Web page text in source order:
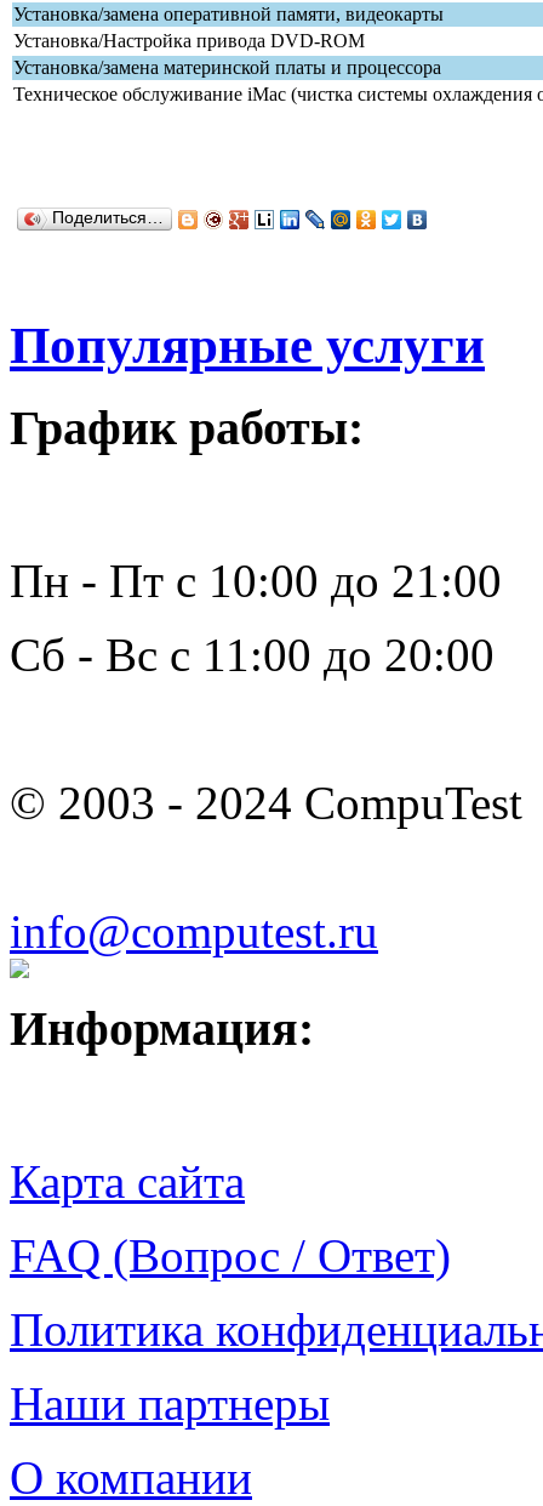
Установка/замена оперативной памяти, видеокарты
Установка/Настройка привода DVD-ROM
Установка/замена материнской платы и процессора
Техническое обслуживание iMac (чистка системы охлаждения
Поделиться…
Популярные услуги
График работы:
Пн - Пт с 10:00 до 21:00
Сб - Вс с 11:00 до 20:00
© 2003 - 2024 CompuTest
info@computest.ru
Информация:
Карта сайта
FAQ (Вопрос / Ответ)
Политика
Наши партнеры
О компании